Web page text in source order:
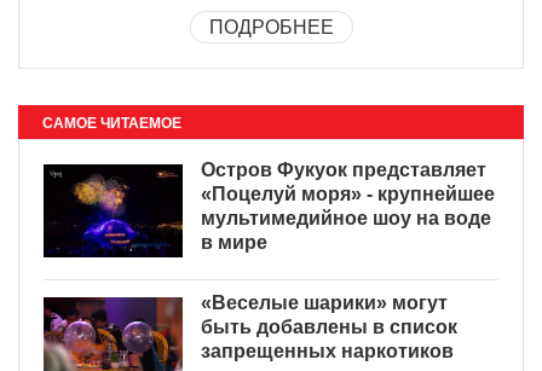
ПОДРОБНЕЕ
САМОЕ ЧИТАЕМОЕ
Остров Фукуок представляет
«Поцелуй моря» - крупнейшее
мультимедийное шоу на воде
в мире
«Веселые шарики» могут
быть добавлены в список
запрещенных наркотиков